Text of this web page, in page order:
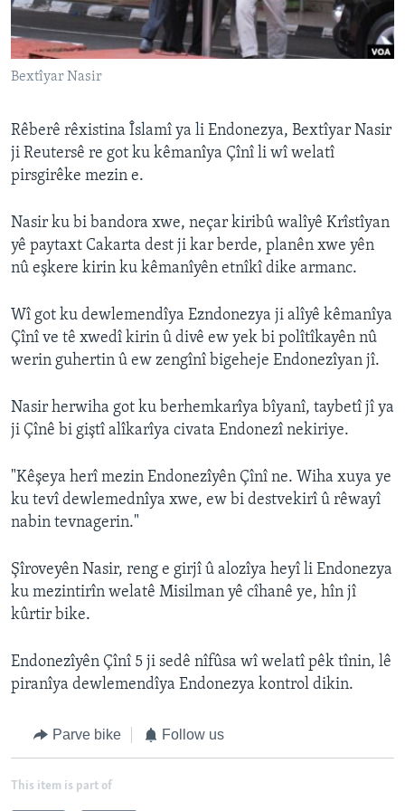
ÇAND Û HUNER
SERNIVÎS
SORANÎ
Learning English
FOLLOW US
Zimanên Din
Bextîyar Nasir
Rêberê rêxistina Îslamî ya li Endonezya, Bextîyar Nasir
ji Reutersê re got ku kêmanîya Çînî li wî welatî
pirsgirêke mezin e.
Nasir ku bi bandora xwe, neçar kiribû walîyê Krîstîyan
yê paytaxt Cakarta dest ji kar berde, planên xwe yên
nû eşkere kirin ku kêmanîyên etnîkî dike armanc.
Wî got ku dewlemendîya Ezndonezya ji alîyê kêmanîya
Çînî ve tê xwedî kirin û divê ew yek bi polîtîkayên nû
werin guhertin û ew zengînî bigeheje Endonezîyan jî.
Nasir herwiha got ku berhemkarîya bîyanî, taybetî jî ya
ji Çînê bi giştî alîkarîya civata Endonezî nekiriye.
"Kêşeya herî mezin Endonezîyên Çînî ne. Wiha xuya ye
ku tevî dewlemednîya xwe, ew bi destvekirî û rêwayî
nabin tevnagerin."
Şîroveyên Nasir, reng e girjî û alozîya heyî li Endonezya
ku mezintirîn welatê Misilman yê cîhanê ye, hîn jî
kûrtir bike.
Endonezîyên Çînî 5 ji sedê nîfûsa wî welatî pêk tînin, lê
piranîya dewlemendîya Endonezya kontrol dikin.
Parve bike Follow us
This item is part of